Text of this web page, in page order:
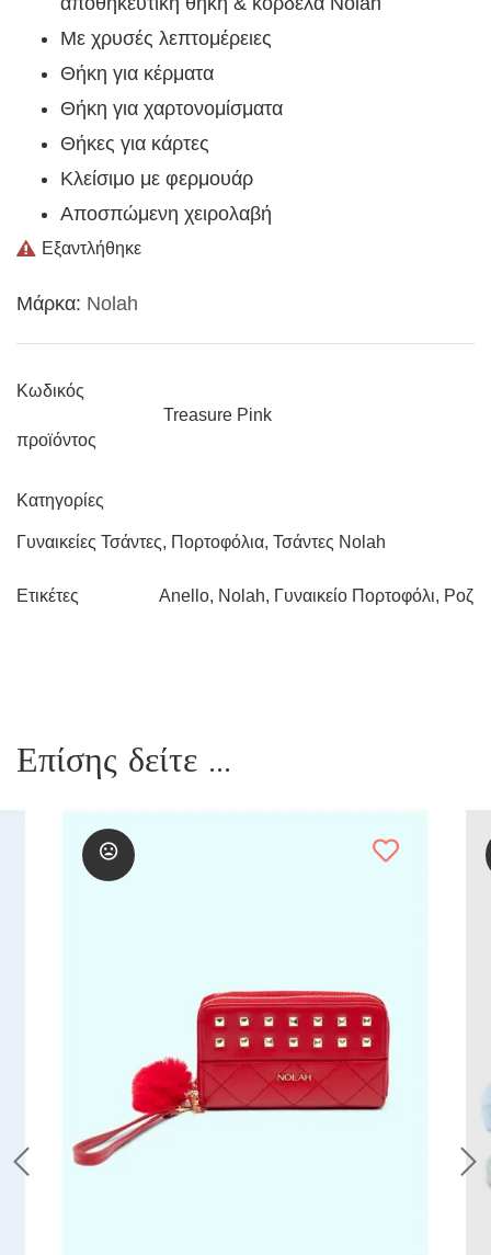
Με χρυσές λεπτομέρειες
Θήκη για κέρματα
Θήκη για χαρτονομίσματα
Θήκες για κάρτες
Κλείσιμο με φερμουάρ
Αποσπώμενη χειρολαβή
Εξαντλήθηκε
Μάρκα: Nolah
Κωδικός
προϊόντος
Treasure Pink
Κατηγορίες
Γυναικείες Τσάντες, Πορτοφόλια, Τσάντες Nolah
Ετικέτες Anello, Nolah, Γυναικείο Πορτοφόλι, Ροζ
Επίσης δείτε ...